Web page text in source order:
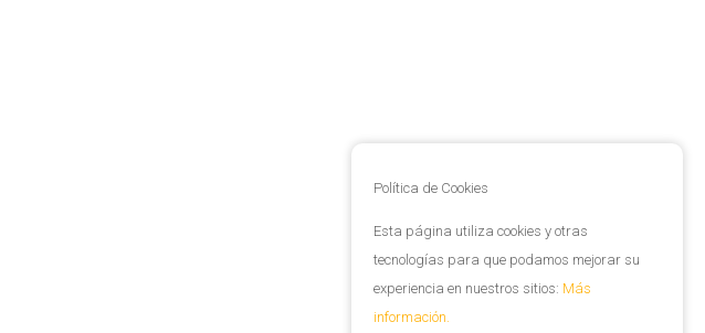
Política de Cookies
Esta página utiliza cookies y otras
tecnologías para que podamos mejorar su
experiencia en nuestros sitios: Más
información.